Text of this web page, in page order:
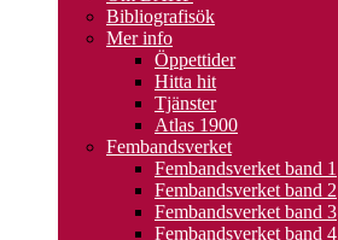
Bibliografisök
Mer info
Öppettider
Hitta hit
Tjänster
Atlas 1900
Fembandsverket
Fembandsverket band 1
Fembandsverket band 2
Fembandsverket band 3
Fembandsverket band 4